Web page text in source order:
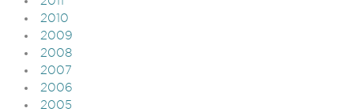
2010
2009
2008
2007
2006
2005